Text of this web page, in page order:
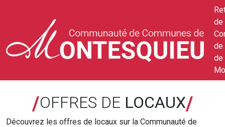
de
de
de
/OFFRES DE LOCAUX/
Découvrez les offres de locaux sur la Communauté de